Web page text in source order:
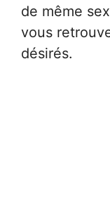
de même
vous
désirés.